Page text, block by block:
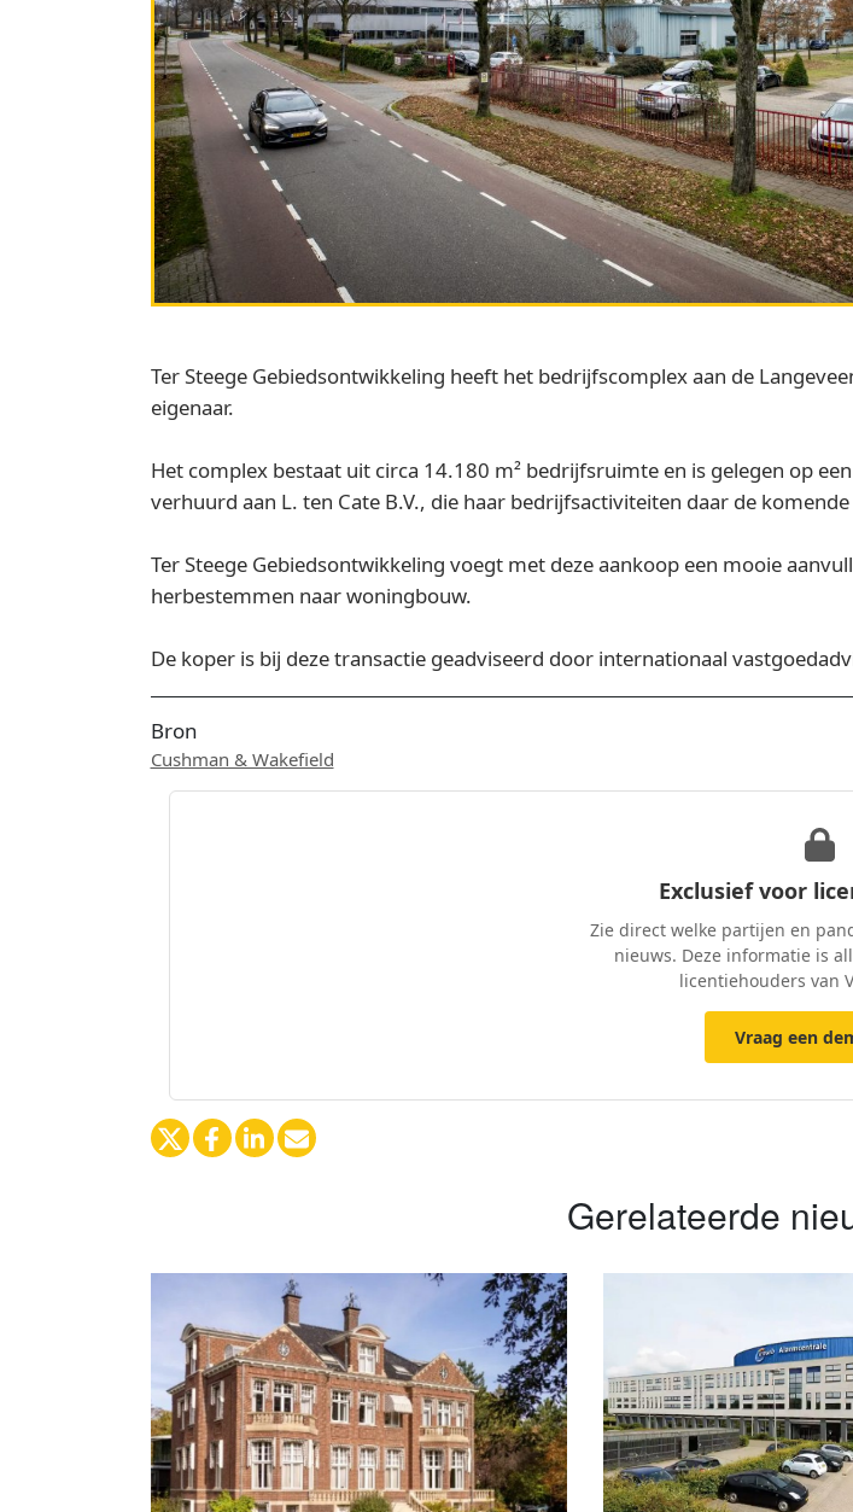
Ter Steege Gebiedsontwikkeling heeft het bedrijfscomplex aan de
eigenaar.
Het complex bestaat uit circa 14.180 m² bedrijfsruimte en is gelegen op
verhuurd aan L. ten Cate B.V., die haar bedrijfsactiviteiten daar de
Ter Steege Gebiedsontwikkeling voegt met deze aankoop een mooie
herbestemmen naar woningbouw.
De koper is bij deze transactie geadviseerd door internationaal
Bron
Cushman & Wakefield
Exclusief voor
Zie direct welke partijen en
nieuws. Deze informatie is
licentiehouders van
Vraag een
Gerelateerde